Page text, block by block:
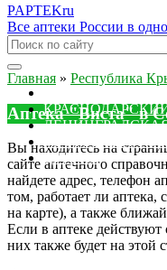
PAPTEKru
Все аптеки России в
ДРУГИЕ
Главная » Республика
Аптека "Виста" в
Вы находитесь на
сайте аптечного
найдете адрес, телефон
том, работает ли аптека,
на карте), а также
Если в аптеке
них также будет на этой